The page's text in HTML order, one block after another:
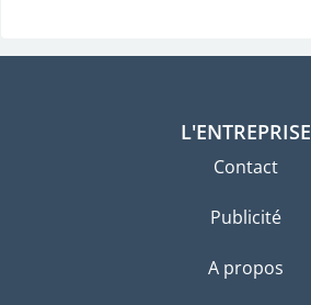
L'ENTREPRISE
Contact
Publicité
A propos